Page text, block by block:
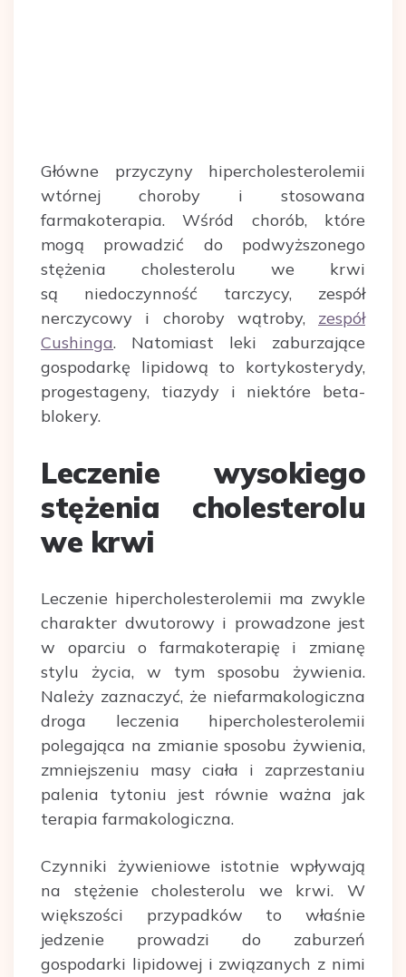
Główne przyczyny hipercholesterolemii
wtórnej choroby i stosowana
farmakoterapia. Wśród chorób, które
mogą prowadzić do podwyższonego
stężenia cholesterolu we krwi
są niedoczynność tarczycy, zespół
nerczycowy i choroby wątroby, zespół
Cushinga. Natomiast leki zaburzające
gospodarkę lipidową to kortykosterydy,
progestageny, tiazydy i niektóre beta-
blokery.
Leczenie wysokiego
stężenia cholesterolu
we krwi
Leczenie hipercholesterolemii ma zwykle
charakter dwutorowy i prowadzone jest
w oparciu o farmakoterapię i zmianę
stylu życia, w tym sposobu żywienia.
Należy zaznaczyć, że niefarmakologiczna
droga leczenia hipercholesterolemii
polegająca na zmianie sposobu żywienia,
zmniejszeniu masy ciała i zaprzestaniu
palenia tytoniu jest równie ważna jak
terapia farmakologiczna.
Czynniki żywieniowe istotnie wpływają
na stężenie cholesterolu we krwi. W
większości przypadków to właśnie
jedzenie prowadzi do zaburzeń
gospodarki lipidowej i związanych z nimi